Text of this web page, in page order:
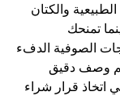
والكتان
تمنحك
الصوفية الدفء
وصف دقيق
قرار شراء